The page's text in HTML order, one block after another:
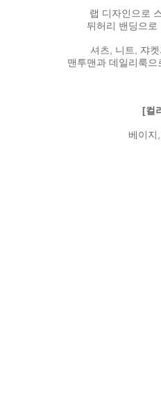
랩 디자인으로
뒤허리 밴딩으로
셔츠, 니트, 쟈
맨투맨과 데일리룩으
[컬
베이지